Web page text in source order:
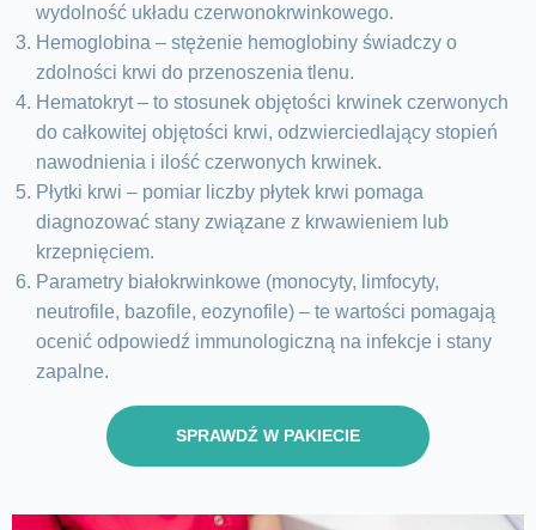
wydolność układu czerwonokrwinkowego.
Hemoglobina – stężenie hemoglobiny świadczy o
zdolności krwi do przenoszenia tlenu.
Hematokryt – to stosunek objętości krwinek czerwonych
do całkowitej objętości krwi, odzwierciedlający stopień
nawodnienia i ilość czerwonych krwinek.
Płytki krwi – pomiar liczby płytek krwi pomaga
diagnozować stany związane z krwawieniem lub
krzepnięciem.
Parametry białokrwinkowe (monocyty, limfocyty,
neutrofile, bazofile, eozynofile) – te wartości pomagają
ocenić odpowiedź immunologiczną na infekcje i stany
zapalne.
SPRAWDŹ W PAKIECIE